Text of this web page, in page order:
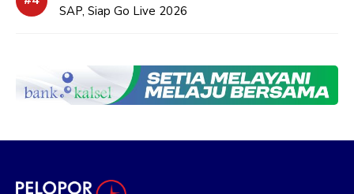
SAP, Siap Go Live 2026